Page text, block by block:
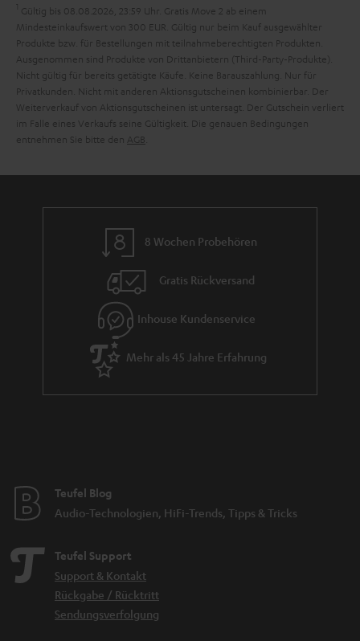
n
t
i
e
1 Gültig bis 08.08.2026, 23:59 Uhr. Gratis Move 2 ab einem
Mindesteinkaufswert von 300 EUR. Gültig nur beim Kauf ausgewählter
Produkte bzw. für Bestellungen mit teilnahmeberechtigten Produkten.
Ausgenommen sind Produkte von Drittanbietern (Third-Party-Produkte).
Nicht gültig für bereits getätigte Käufe. Keine Barauszahlung. Nur für
Privatkunden. Nicht mit anderen Aktionsgutscheinen kombinierbar. Der
Weiterverkauf von Aktionsgutscheinen ist untersagt. Der Gutschein verliert
im Falle eines Verkaufs seine Gültigkeit. Die genauen Bedingungen
entnehmen Sie bitte den AGB
8 Wochen Probehören
Gratis Rückversand
Inhouse Kundenservice
Mehr als 45 Jahre Erfahrung
Teufel Blog
Audio-Technologien, HiFi-Trends, Tipps & Tricks
Teufel Support
Support & Kontakt
Rückgabe / Rücktritt
Sendungsverfolgung